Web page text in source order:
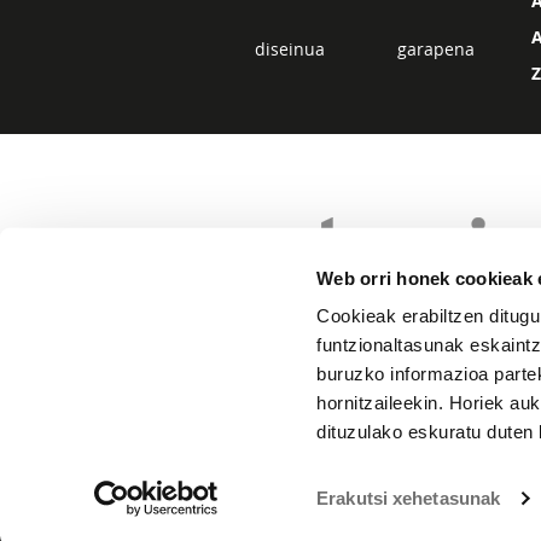
Web orri honek cookieak
Cookieak erabiltzen
funtzionaltasunak
buruzko informazioa
hornitzaileekin. Horiek
dituzulako eskuratu
Erakutsi xehetasunak
diseinua garapena